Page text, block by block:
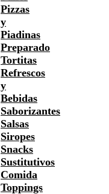
Pizzas
y
Piadinas
Preparado
Tortitas
Refrescos
y
Bebidas
Saborizantes
Salsas
Siropes
Snacks
Sustitutivos
Comida
Toppings